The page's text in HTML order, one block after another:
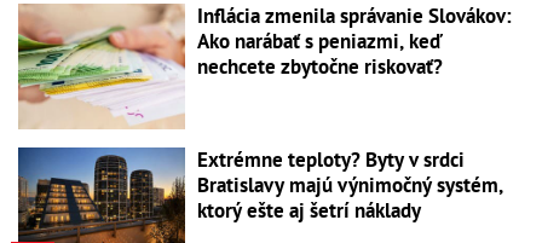
Inflácia zmenila správanie Slovákov:
Ako narábať s peniazmi, keď
nechcete zbytočne riskovať?
Extrémne teploty? Byty v srdci
Bratislavy majú výnimočný systém,
ktorý ešte aj šetrí náklady